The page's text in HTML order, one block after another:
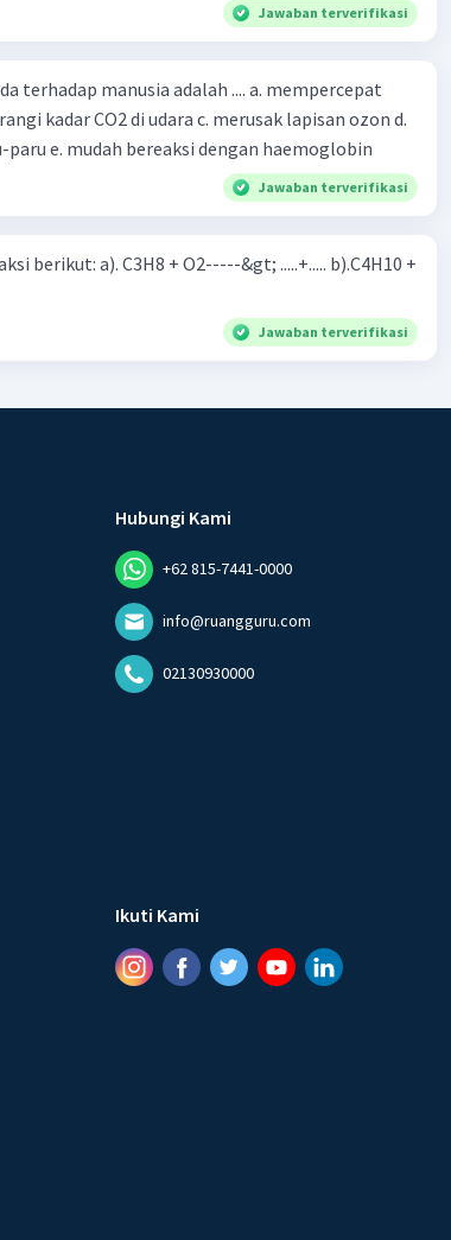
Jawaban terverifikasi
manusia adalah .... a. mempercepat
menyebabkan penyakit paru-paru e. mudah bereaksi dengan haemoglobin
Jawaban terverifikasi
berikut: a). C3H8 + O2-----&gt; .....+..... b).C4H10 +
Jawaban terverifikasi
Hubungi Kami
+62 815-7441-0000
info@ruangguru.com
02130930000
Ikuti Kami